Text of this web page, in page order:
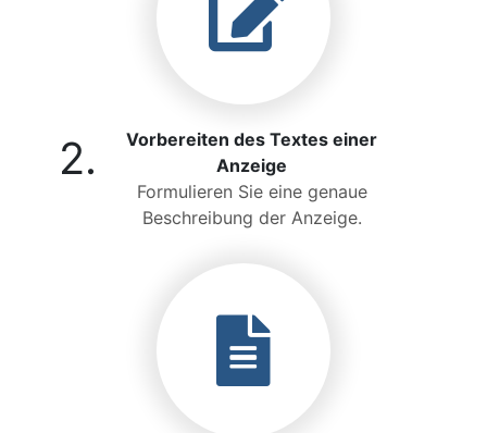
2.
Vorbereiten des Textes einer
Anzeige
Formulieren Sie eine genaue
Beschreibung der Anzeige.